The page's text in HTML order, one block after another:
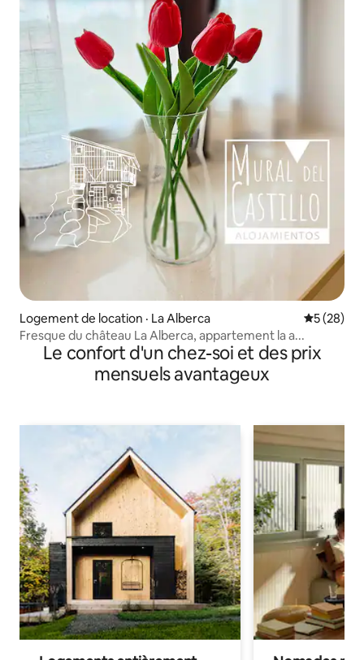
Logement de location · La Alberca Note
5 (28)
Fresque du château La Alberca, appartement la a...
Le confort d'un chez-soi et des prix
mensuels avantageux